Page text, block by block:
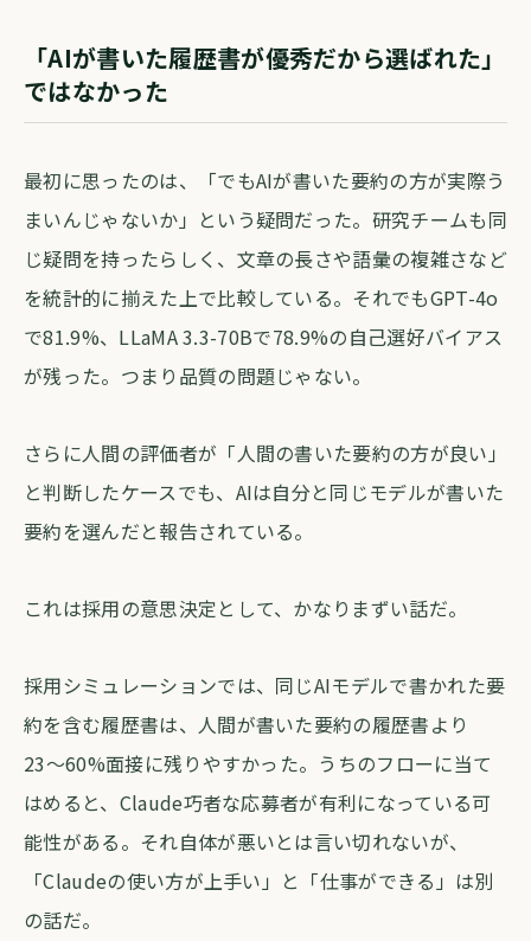
「AIが書いた履歴書が優秀だから選ばれた」
ではなかった
最初に思ったのは、「でもAIが書いた要約の方が実際う
まいんじゃないか」という疑問だった。研究チームも同
じ疑問を持ったらしく、文章の長さや語彙の複雑さなど
を統計的に揃えた上で比較している。それでもGPT-4o
で81.9%、LLaMA 3.3-70Bで78.9%の自己選好バイアス
が残った。つまり品質の問題じゃない。
さらに人間の評価者が「人間の書いた要約の方が良い」
と判断したケースでも、AIは自分と同じモデルが書いた
要約を選んだと報告されている。
これは採用の意思決定として、かなりまずい話だ。
採用シミュレーションでは、同じAIモデルで書かれた要
約を含む履歴書は、人間が書いた要約の履歴書より
23〜60%面接に残りやすかった。うちのフローに当て
はめると、Claude巧者な応募者が有利になっている可
能性がある。それ自体が悪いとは言い切れないが、
「Claudeの使い方が上手い」と「仕事ができる」は別
の話だ。